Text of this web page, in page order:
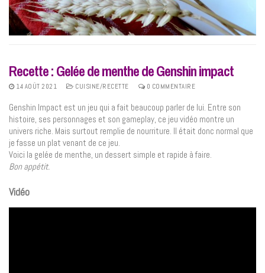
Recette : Gelée de menthe de Genshin impact
14 AOÛT 2021 CUISINE/RECETTE 0 COMMENTAIRE
Genshin Impact est un jeu qui a fait beaucoup parler de lui. Entre son
histoire, ses personnages et son gameplay, ce jeu vidéo montre un
univers riche. Mais surtout remplie de nourriture. Il était donc normal que
je fasse un plat venant de ce jeu.
Voici la gelée de menthe, un dessert simple et rapide à faire.
Bon appétit.
Vidéo